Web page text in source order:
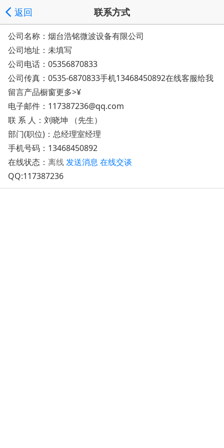
返回 联系方式
公司名称：烟台浩铭微波设备有限公司
公司地址： 未填写
公司电话： 05356870833
公司传真：0535-6870833手机13468450892在线客服给我
留言产品橱窗更多>¥
电子邮件： 117387236@qq.com
联 系 人：刘晓坤 （先生）
部门(职位)：总经理室经理
手机号码： 13468450892
在线状态： 离线发送消息 在线交谈
QQ:117387236